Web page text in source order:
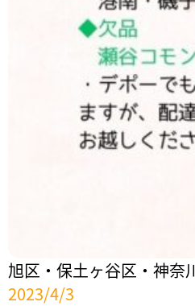
旭区・保土ヶ谷区・神奈
2023/4/3